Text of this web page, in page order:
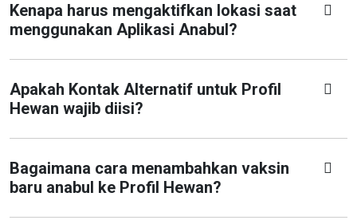
Kenapa harus mengaktifkan lokasi saat
menggunakan Aplikasi Anabul?
Apakah Kontak Alternatif untuk Profil
Hewan wajib diisi?
Bagaimana cara menambahkan vaksin
baru anabul ke Profil Hewan?